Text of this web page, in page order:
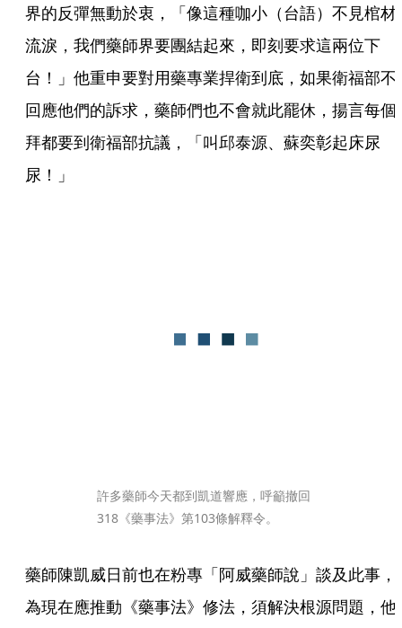
界的反彈無動於衷，「像這種咖小（台語）不見棺材
流淚，我們藥師界要團結起來，即刻要求這兩位下
台！」他重申要對用藥專業捍衛到底，如果衛福部不
回應他們的訴求，藥師們也不會就此罷休，揚言每個
拜都要到衛福部抗議，「叫邱泰源、蘇奕彰起床尿
尿！」
許多藥師今天都到凱道響應，呼籲撤回
318《藥事法》第103條解釋令。
藥師陳凱威日前也在粉專「阿威藥師說」談及此事，
為現在應推動《藥事法》修法，須解決根源問題，他